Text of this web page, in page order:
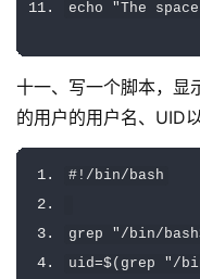
echo
"The
十一、写一个脚本，显
的用户的用户名、UID
#!/bin/bash
grep "/bin/
uid=$( grep "/